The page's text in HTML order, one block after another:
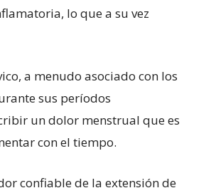
lo que a su vez
a menudo asociado con los
sus períodos
un dolor menstrual que es
con el tiempo.
confiable de la extensión de